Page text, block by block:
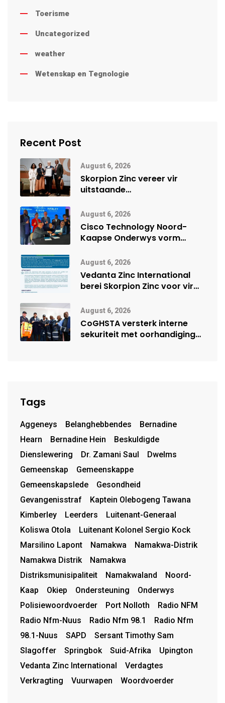
Toerisme
Uncategorized
weather
Wetenskap en Tegnologie
Recent Post
August 6, 2026
Skorpion Zinc vereer vir
uitstaande
Namibië Mynbou Ekspo
August 6, 2026
Cisco Technology Noord-
Kaapse Onderwys vorm
vennootskap
August 6, 2026
Vedanta Zinc International
berei Skorpion Zinc voor vir
August 6, 2026
CoGHSTA versterk interne
sekuriteit met oorhandiging
Tags
Aggeneys Belanghebbendes
Bernadine
Hearn
Bernadine Hein
Beskuldigde
Dienslewering
Dr. Zamani Saul
Dwelms
Gemeenskap
Gemeenskappe
Gemeenskapslede
Gesondheid
Gevangenisstraf
Kaptein Olebogeng Tawana
Kimberley
Leerders
Luitenant-Generaal
Koliswa Otola
Luitenant Kolonel Sergio Kock
Marsilino Lapont
Namakwa
Namakwa-Distrik
Namakwa Distrik
Namakwa
Distriksmunisipaliteit
Namakwaland
Noord-
Kaap
Okiep Ondersteuning
Onderwys
Polisiewoordvoerder
Port Nolloth
Radio NFM
Radio Nfm-Nuus
Radio Nfm 98.1
Radio Nfm
98.1-Nuus
SAPD
Sersant Timothy Sam
Slagoffer
Springbok Suid-Afrika
Upington
Vedanta Zinc International
Verdagtes
Verkragting
Vuurwapen Woordvoerder